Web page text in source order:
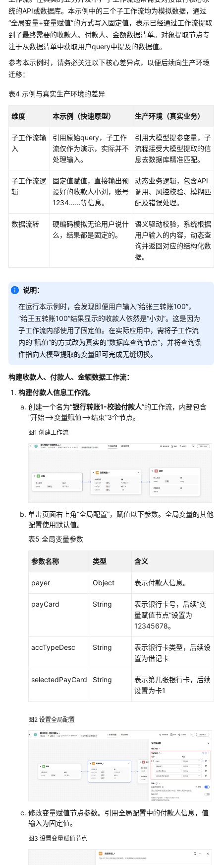
统的API或数据库。本示例中的三个子工作流均为模拟数据，通过
“全局变量+变量赋值”的方式写入固定值，表示已经通过工作流提取
到了最终需要的收款人、付款人、金额数据清单。对象提取节点专
注于从数据清单中获取用户query中提及的数据值。
参考本示例时，请务必关注以下核心差异点，以便后续向生产环境
迁移：
表4 示例与真实生产环境的差异
维度 本示例（快速原型） 生产环境（真实业务）
子工作流输
入
引用原始query，子工作
流仅作为演示，实际并不
处理输入。
引用大模型提参变量，子
流程接受大模型提取的信
息去数据库精准匹配。
子工作流逻
辑
固定值赋值，直接输出预
设好的收款人小刘，账号
1234……等信息。
动态业务逻辑，包含API
调用、风控校验、模糊匹
配及错误处理。
数据流转
硬编码模拟无论用户说什
么，结果都是固定的。
语义驱动校验，系统根据
用户输入的内容，动态查
询并返回对应的结构化数
据。
说明：
在运行本示例时，会发现即便用户输入“给张三转账100”，
“给王五转账100”结果显示的收款人依然是“小刘”。这是因为
子工作流内部使用了固定值。在实际应用中，需将子工作流
内的“赋值”的方式改为真实的“数据库查询节点”，并将查询条
件指向大模型提取的变量即可完成无缝切换。
构建收款人、付款人、金额数据工作流：
构建付款人信息工作流。
创建一个名为“银行转账1-校验付款人”的工作流，内部包含
“开始-->变量赋值-->结束”3个节点。
图1 创建工作流
单击页面右上角“全局配置”，赋值以下参数。全局变量的其他
配置使用默认值。
表5 全局变量参数
参数名称 类型 含义
payer Object 表示付款人信息。
payCard String
表示银行卡号，后续“变
量赋值节点”设置为
12345678。
accTypeDesc String
表示银行卡类型，后续设
置为借记卡
selectedPayCard String
表示第几张银行卡，后续
设置为卡1
图2 设置全局配置
修改变量赋值节点参数。引用全局配置中的付款人信息，值
输入为固定值。
图3 设置变量赋值节点